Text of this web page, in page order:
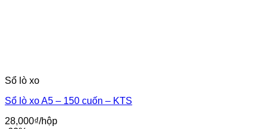
Sổ lò xo
Sổ lò xo A5 – 150 cuốn – KTS
28,000₫/hộp